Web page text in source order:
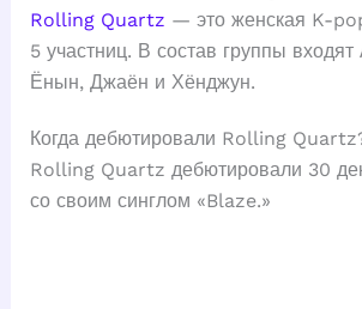
Rolling Quartz — это женская K-
5 участниц. В состав группы
Ёнын, Джаён и Хёнджун.
Когда дебютировали Rolling
Rolling Quartz дебютировали 30
со своим синглом «Blaze.»